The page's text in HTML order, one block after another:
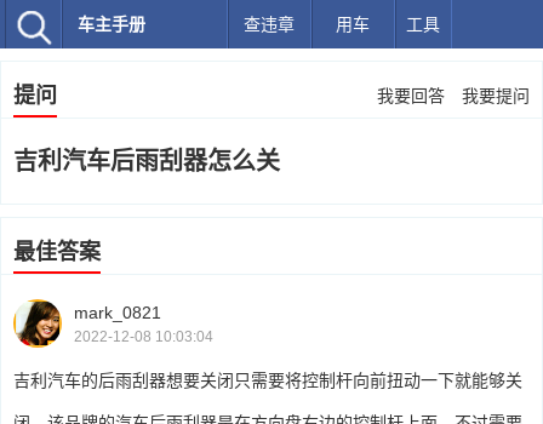
车主手册 查违章 用车 工具
提问 我要回答 我要提问
吉利汽车后雨刮器怎么关
最佳答案
mark_0821
2022-12-08 10:03:04
吉利汽车的后雨刮器想要关闭只需要将控制杆向前扭动一下就能够关